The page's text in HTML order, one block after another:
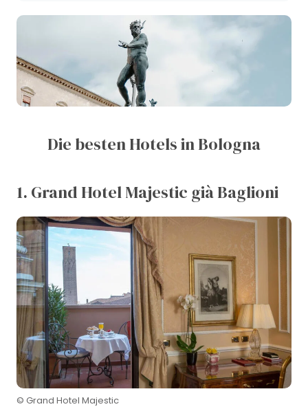
Die besten Hotels in Bologna
1. Grand Hotel Majestic già Baglioni
© Grand Hotel Majestic